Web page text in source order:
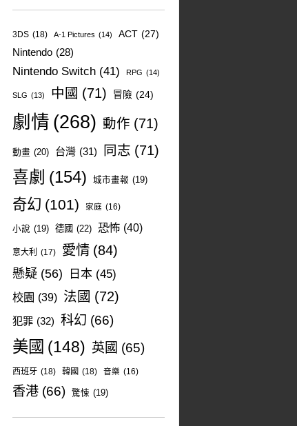
3DS (18) A-1 Pictures (14) ACT (27)
Nintendo (28)
Nintendo Switch (41) RPG (14)
SLG (13) 中國 (71) 冒險 (24)
劇情 (268) 動作 (71)
動畫 (20) 台灣 (31) 同志 (71)
喜劇 (154) 城市畫報 (19)
奇幻 (101) 家庭 (16)
小說 (19) 德國 (22) 恐怖 (40)
意大利 (17) 愛情 (84)
懸疑 (56) 日本 (45)
校園 (39) 法國 (72)
犯罪 (32) 科幻 (66)
美國 (148) 英國 (65)
西班牙 (18) 韓國 (18) 音樂 (16)
香港 (66) 驚悚 (19)